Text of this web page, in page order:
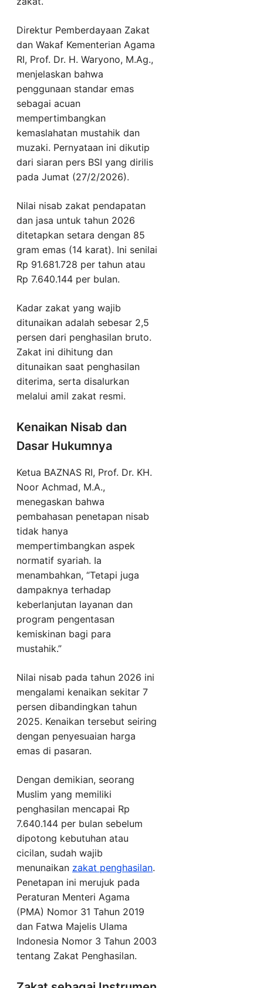
Direktur Pemberdayaan Zakat
dan Wakaf Kementerian Agama
RI, Prof. Dr. H. Waryono, M.Ag.,
menjelaskan bahwa
penggunaan standar emas
sebagai acuan
mempertimbangkan
kemaslahatan mustahik dan
muzaki. Pernyataan ini dikutip
dari siaran pers BSI yang dirilis
pada Jumat (27/2/2026).
Nilai nisab zakat pendapatan
dan jasa untuk tahun 2026
ditetapkan setara dengan 85
gram emas (14 karat). Ini senilai
Rp 91.681.728 per tahun atau
Rp 7.640.144 per bulan.
Kadar zakat yang wajib
ditunaikan adalah sebesar 2,5
persen dari penghasilan bruto.
Zakat ini dihitung dan
ditunaikan saat penghasilan
diterima, serta disalurkan
melalui amil zakat resmi.
Kenaikan Nisab dan
Dasar Hukumnya
Ketua BAZNAS RI, Prof. Dr. KH.
Noor Achmad, M.A.,
menegaskan bahwa
pembahasan penetapan nisab
tidak hanya
mempertimbangkan aspek
normatif syariah. Ia
menambahkan, “Tetapi juga
dampaknya terhadap
keberlanjutan layanan dan
program pengentasan
kemiskinan bagi para
mustahik.”
Nilai nisab pada tahun 2026 ini
mengalami kenaikan sekitar 7
persen dibandingkan tahun
2025. Kenaikan tersebut seiring
dengan penyesuaian harga
emas di pasaran.
Dengan demikian, seorang
Muslim yang memiliki
penghasilan mencapai Rp
7.640.144 per bulan sebelum
dipotong kebutuhan atau
cicilan, sudah wajib
menunaikan zakat penghasilan.
Penetapan ini merujuk pada
Peraturan Menteri Agama
(PMA) Nomor 31 Tahun 2019
dan Fatwa Majelis Ulama
Indonesia Nomor 3 Tahun 2003
tentang Zakat Penghasilan.